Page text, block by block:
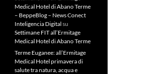
Medical Hotel di Abano Terme
– BeppeBlog – News Conect
Inteligencia Digital su
Settimane FIT all’Ermitage
Medical Hotel di Abano Terme
Terme Euganee: all’Ermitage
Medical Hotel primavera di
salute tra natura, acqua e